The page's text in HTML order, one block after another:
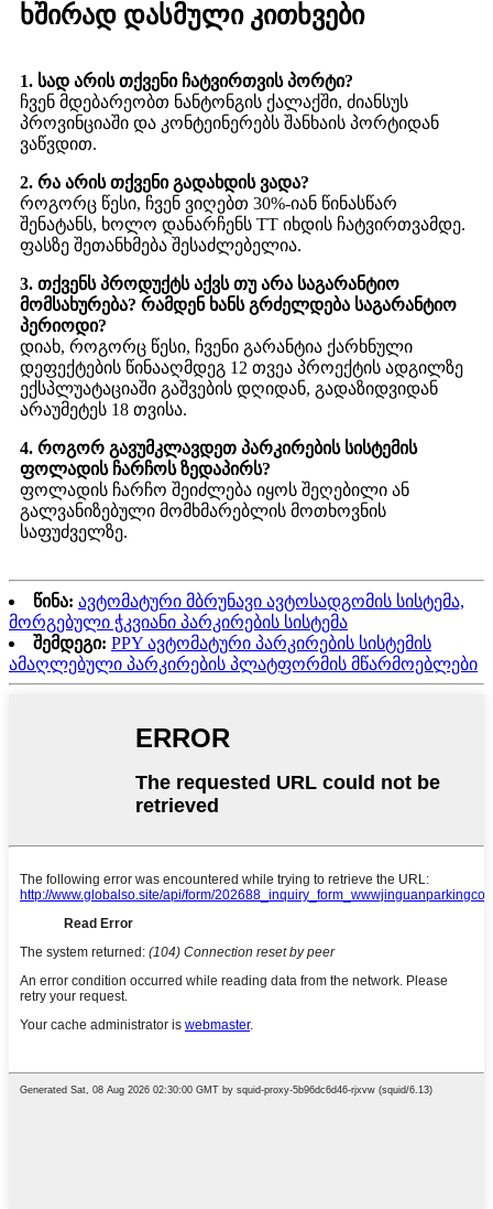
ხშირად დასმული კითხვები
1. სად არის თქვენი ჩატვირთვის პორტი?
ჩვენ მდებარეობთ ნანტონგის ქალაქში, ძიანსუს
პროვინციაში და კონტეინერებს შანხაის პორტიდან
ვაწვდით.
2. რა არის თქვენი გადახდის ვადა?
როგორც წესი, ჩვენ ვიღებთ 30%-იან წინასწარ
შენატანს, ხოლო დანარჩენს TT იხდის ჩატვირთვამდე.
ფასზე შეთანხმება შესაძლებელია.
3. თქვენს პროდუქტს აქვს თუ არა საგარანტიო
მომსახურება? რამდენ ხანს გრძელდება საგარანტიო
პერიოდი?
დიახ, როგორც წესი, ჩვენი გარანტია ქარხნული
დეფექტების წინააღმდეგ 12 თვეა პროექტის ადგილზე
ექსპლუატაციაში გაშვების დღიდან, გადაზიდვიდან
არაუმეტეს 18 თვისა.
4. როგორ გავუმკლავდეთ პარკირების სისტემის
ფოლადის ჩარჩოს ზედაპირს?
ფოლადის ჩარჩო შეიძლება იყოს შეღებილი ან
გალვანიზებული მომხმარებლის მოთხოვნის
საფუძველზე.
წინა: ავტომატური მბრუნავი ავტოსადგომის სისტემა,
მორგებული ჭკვიანი პარკირების სისტემა
შემდეგი: PPY ავტომატური პარკირების სისტემის
ამაღლებული პარკირების პლატფორმის მწარმოებლები